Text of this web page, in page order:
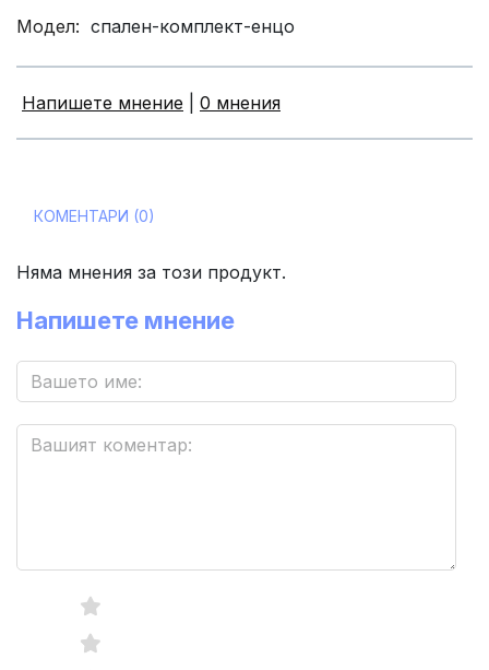
Модел: спален-комплект-енцо
Напишете мнение 0 мнения
КОМЕНТАРИ (0)
Няма мнения за този продукт.
Напишете мнение